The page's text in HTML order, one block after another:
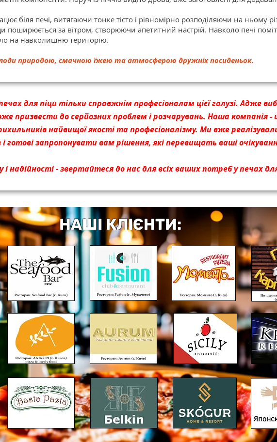
біля печі, витягаючи тонке тісто і рівномірно розподіляючи на ньому
поширюється за вітром, створюючи апетитний настрій. Навколо печі
на навколишню територію.
природою, смачною їжею та атмосферою дружніх посиденьок.
для піци тільки справжнім професіоналам цієї галузі. Адже
призвести до серйозних проблем і розчарувань. Наша компанія -
найвищої якості та професіоналізму. Ми вже
і готові запропонувати вам рішення, які перевищать ваші
і надійності - звертайтеся до нас для всіх ваших потреб у печах
НАШІ КЛІЄНТИ: